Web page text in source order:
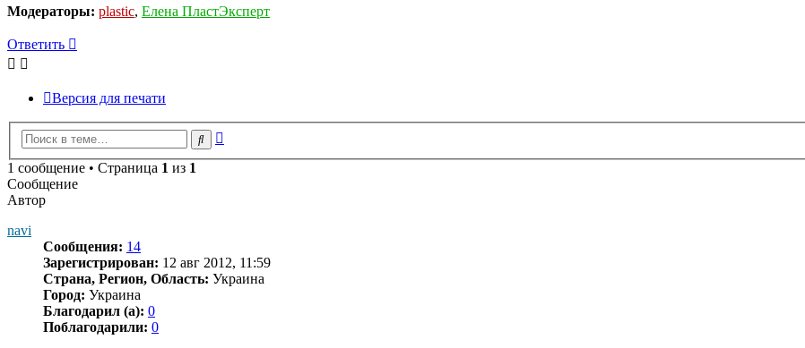
Модераторы: plastic, Елена ПластЭксперт
Ответить
Версия для печати
Поиск
1 сообщение • Страница 1 из 1
Сообщение
Автор
navi
Сообщения: 14
Зарегистрирован: 12 авг 2012, 11:59
Страна, Регион, Область: Украина
Город: Украина
Благодарил (а): 0
Поблагодарили: 0